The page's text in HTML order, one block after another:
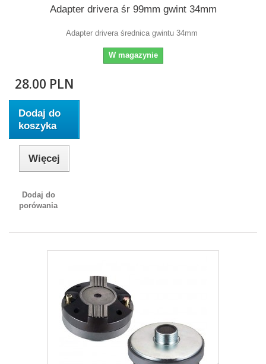
Adapter drivera śr 99mm gwint 34mm
Adapter drivera średnica gwintu 34mm
W magazynie
28.00 PLN
Dodaj do
koszyka
Więcej
Dodaj do
porówania